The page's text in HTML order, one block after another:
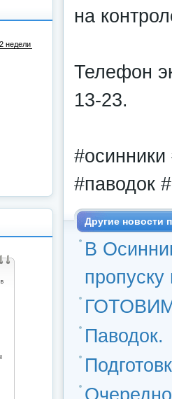
на
Телефон
13-23.
#паводок
Другие новости
В
Паводок.